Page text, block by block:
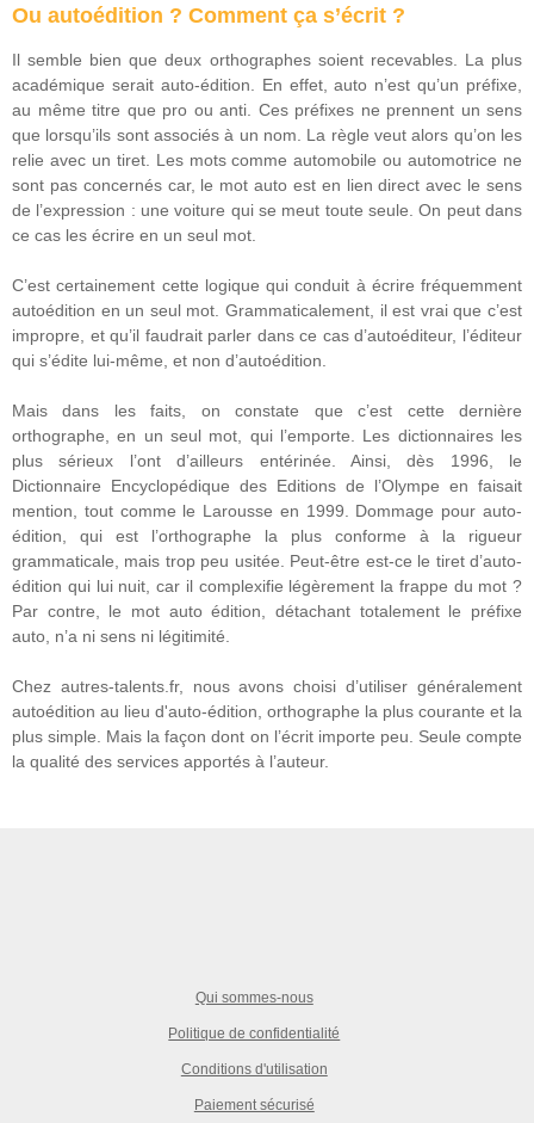
Ou autoédition ? Comment ça s’écrit ?
Il semble bien que deux orthographes soient recevables. La plus
académique serait auto-édition. En effet, auto n’est qu’un préfixe,
au même titre que pro ou anti. Ces préfixes ne prennent un sens
que lorsqu’ils sont associés à un nom. La règle veut alors qu’on les
relie avec un tiret. Les mots comme automobile ou automotrice ne
sont pas concernés car, le mot auto est en lien direct avec le sens
de l’expression : une voiture qui se meut toute seule. On peut dans
ce cas les écrire en un seul mot.
C’est certainement cette logique qui conduit à écrire fréquemment
autoédition en un seul mot. Grammaticalement, il est vrai que c’est
impropre, et qu’il faudrait parler dans ce cas d’autoéditeur, l’éditeur
qui s’édite lui-même, et non d’autoédition.
Mais dans les faits, on constate que c’est cette dernière
orthographe, en un seul mot, qui l’emporte. Les dictionnaires les
plus sérieux l’ont d’ailleurs entérinée. Ainsi, dès 1996, le
Dictionnaire Encyclopédique des Editions de l’Olympe en faisait
mention, tout comme le Larousse en 1999. Dommage pour auto-
édition, qui est l’orthographe la plus conforme à la rigueur
grammaticale, mais trop peu usitée. Peut-être est-ce le tiret d’auto-
édition qui lui nuit, car il complexifie légèrement la frappe du mot ?
Par contre, le mot auto édition, détachant totalement le préfixe
auto, n’a ni sens ni légitimité.
Chez autres-talents.fr, nous avons choisi d’utiliser généralement
autoédition au lieu d'auto-édition, orthographe la plus courante et la
plus simple. Mais la façon dont on l’écrit importe peu. Seule compte
la qualité des services apportés à l’auteur.
Qui sommes-nous
Politique de confidentialité
Conditions d'utilisation
Paiement sécurisé